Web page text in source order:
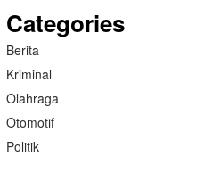
Categories
Berita
Kriminal
Olahraga
Otomotif
Politik